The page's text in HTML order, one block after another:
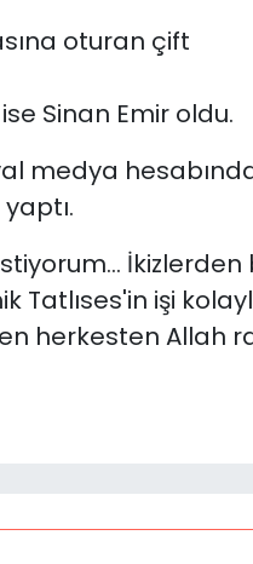
oturan çift
Sinan Emir oldu.
medya
İkizlerden
Tatlıses'in işi
herkesten Allah